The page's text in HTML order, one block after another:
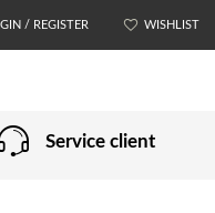
/ REGISTER WISHLIST
Service client